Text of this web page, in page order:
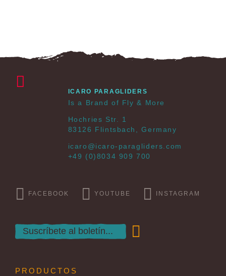
ICARO PARAGLIDERS
Is a Brand of Fly & More
Hochries Str. 1
83126 Flintsbach, Germany
icaro@icaro-paragliders.com
+49 (0)8034 909 700
FACEBOOK YOUTUBE INSTAGRAM
PRODUCTOS